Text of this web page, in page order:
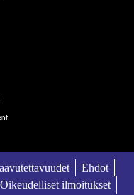
Ehdot
Oikeudelliset ilmoitukset